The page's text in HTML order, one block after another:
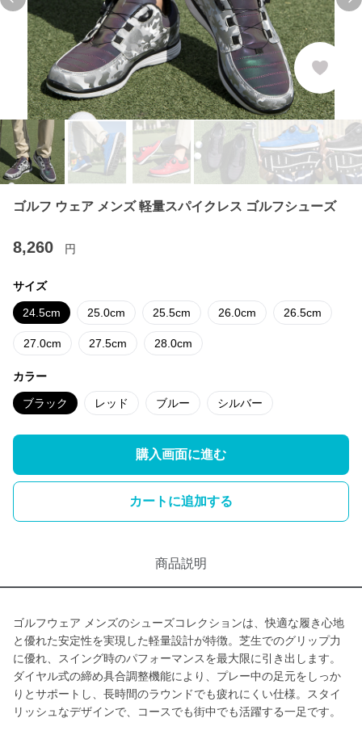
Previous slide
ゴルフ ウェア メンズ 軽量スパイクレス ゴルフシューズ
8,260 円
サイズ
24.5cm 25.0cm 25.5cm 26.0cm 26.5cm
27.0cm 27.5cm 28.0cm
カラー
ブラック レッド ブルー シルバー
購入画面に進む
カートに追加する
商品説明
ゴルフウェア メンズのシューズコレクションは、快適な履き心地
と優れた安定性を実現した軽量設計が特徴。芝生でのグリップ力
に優れ、スイング時のパフォーマンスを最大限に引き出します。
ダイヤル式の締め具合調整機能により、プレー中の足元をしっか
りとサポートし、長時間のラウンドでも疲れにくい仕様。スタイ
リッシュなデザインで、コースでも街中でも活躍する一足です。